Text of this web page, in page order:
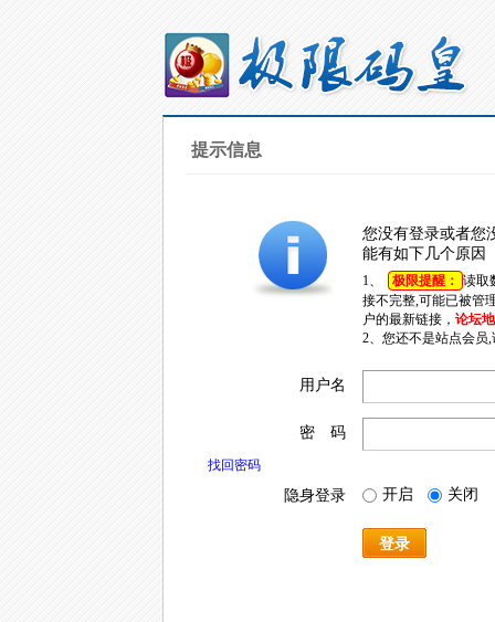
提示信息
您没有登录或者您
能有如下几个原因
1、 极限提醒： 读取
接不完整,可能已被管
户的最新链接， 论坛
2、您还不是站点会员
用户名
密 码
找回密码
隐身登录 开启 关闭
登录